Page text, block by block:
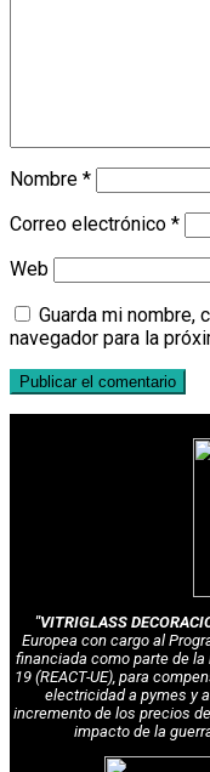
Nombre *
Correo electrónico *
Web
Guarda mi nombre,
navegador para la
"VITRIGLASS
Europea con cargo al
financiada como parte de la
19 (REACT-UE), para
electricidad a pymes y
incremento de los precios
impacto de la